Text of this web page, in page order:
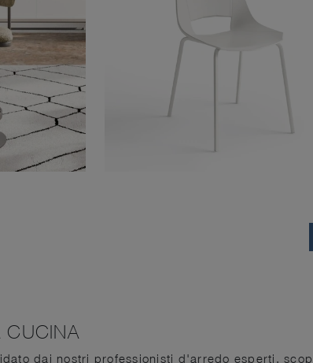
CUCINA
dai nostri professionisti d'arredo esperti,